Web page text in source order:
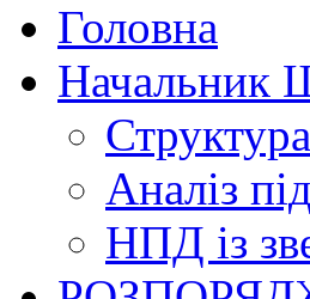
Головна
Начальник
Структура
Аналіз
НПД із